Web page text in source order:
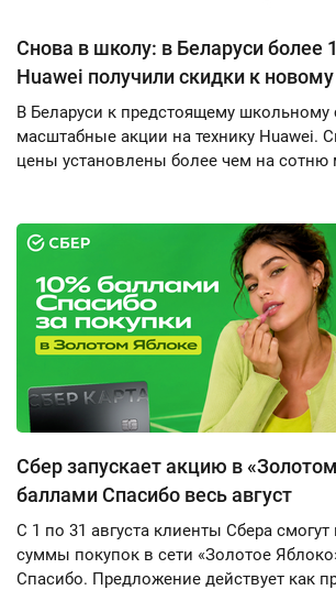
Снова в школу: в Беларуси более
Huawei получили скидки к
В Беларуси к предстоящему школьному
масштабные акции на технику Huawei.
цены установлены более чем на сотню
Сбер запускает акцию в
баллами Спасибо весь август
С 1 по 31 августа клиенты Сбера смогут
суммы покупок в сети «Золотое
Спасибо. Предложение действует как